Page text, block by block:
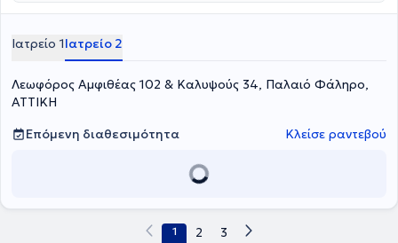
Ιατρείο 1Ιατρείο 2
Λεωφόρος Αμφιθέας 102 & Καλυψούς 34, Παλαιό Φάληρο,
ΑΤΤΙΚΗ
Επόμενη διαθεσιμότητα
Κλείσε ραντεβού
1 2 3